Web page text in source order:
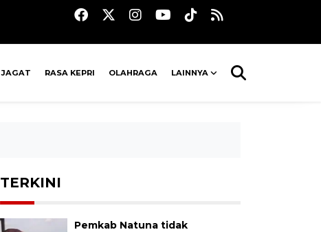
JAGAT RASA KEPRI OLAHRAGA LAINNYA
TERKINI
Pemkab Natuna tidak